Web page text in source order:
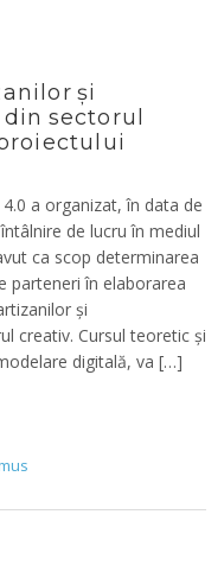
și
sectorul
a organizat, în data de
de lucru în mediul
ca scop determinarea
parteneri în elaborarea
și
creativ. Cursul teoretic și
digitală, va […]